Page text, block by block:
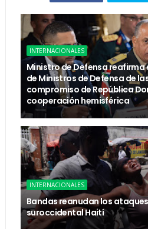
INTERNACIONALES
Ministro de Defensa reafirma
de Ministros de Defensa de
compromiso de República
cooperación hemisférica
INTERNACIONALES
Bandas reanudan los
suroccidental Haití